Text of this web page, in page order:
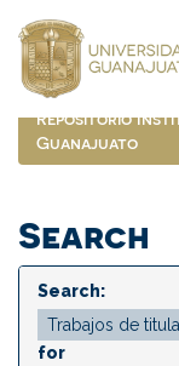
navigation
Repositorio
Guanajuato
Search
Search:
for